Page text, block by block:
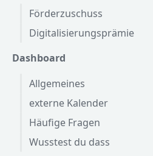
Förderzuschuss
Digitalisierungsprämie
Dashboard
Allgemeines
externe Kalender
Häufige Fragen
Wusstest du dass